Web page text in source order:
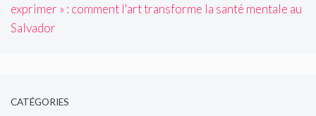
exprimer » : comment l'art transforme la santé mentale au
Salvador
CATÉGORIES